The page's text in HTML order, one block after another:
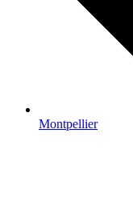
Montpellier